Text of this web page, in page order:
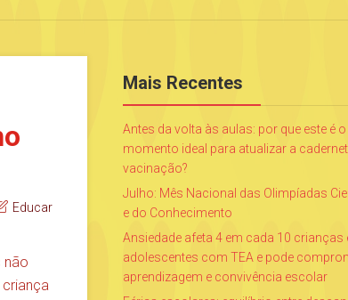
Educar
não
Mais Recentes
Antes da volta às aulas: por que este é o
momento ideal para atualizar a
vacinação?
Julho: Mês Nacional das Olimpíadas
e do Conhecimento
Ansiedade afeta 4 em cada 10 crianças
adolescentes com TEA e pode
aprendizagem e convivência escolar